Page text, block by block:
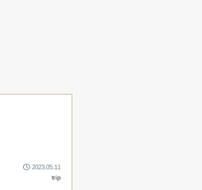
2023.05.11
trip